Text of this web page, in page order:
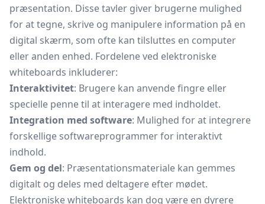
præsentation. Disse tavler giver brugerne mulighed
for at tegne, skrive og manipulere information på en
digital skærm, som ofte kan tilsluttes en computer
eller anden enhed. Fordelene ved elektroniske
whiteboards inkluderer:
Interaktivitet: Brugere kan anvende fingre eller
specielle penne til at interagere med indholdet.
Integration med software: Mulighed for at integrere
forskellige softwareprogrammer for interaktivt
indhold.
Gem og del: Præsentationsmateriale kan gemmes
digitalt og deles med deltagere efter mødet.
Elektroniske whiteboards kan dog være en dyrere